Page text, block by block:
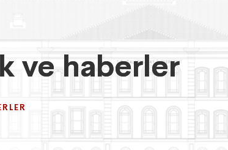
ve haberler
ve haberler
ve haberler